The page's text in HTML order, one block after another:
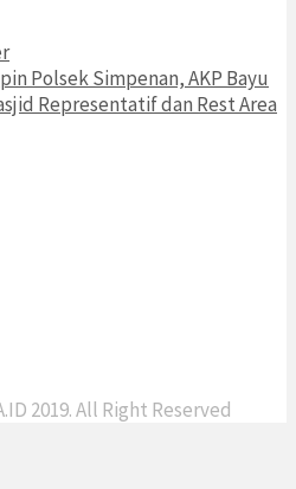
Polsek Simpenan, AKP Bayu
Representatif dan Rest Area
2019. All Right Reserved